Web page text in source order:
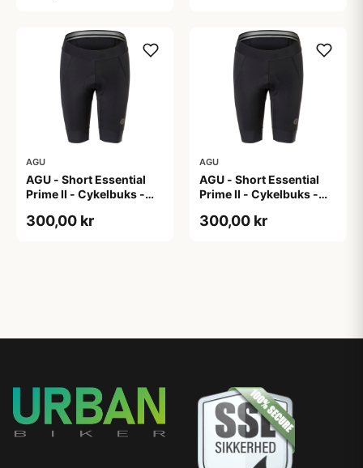
AGU
AGU - Short Essential
Prime II - Cykelbuks -
300,00 kr
AGU
AGU - Short Essential
Prime II - Cykelbuks -
300,00 kr